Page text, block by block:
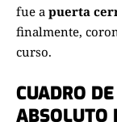
fue a puerta
finalmente,
curso.
CUADRO
ABSOLUTO